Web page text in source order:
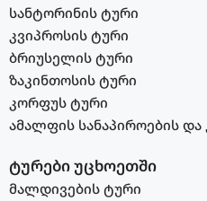
სანტორინის ტური
კვიპროსის ტური
ბრიუსელის ტური
ზაკინთოსის ტური
კორფუს ტური
ამალფის სანაპიროების
ტურები უცხოეთში
მალდივების ტური